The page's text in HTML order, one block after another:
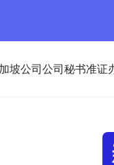
坡公司公司秘书准证